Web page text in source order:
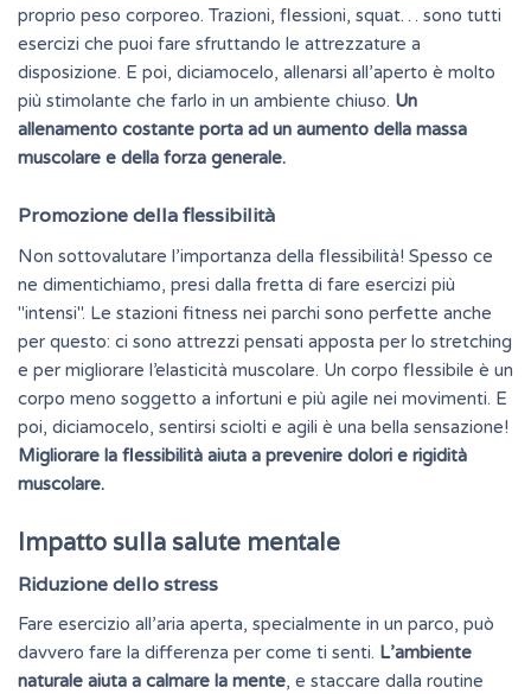
proprio peso corporeo. Trazioni, flessioni, squat… sono tutti
esercizi che puoi fare sfruttando le attrezzature a
disposizione. E poi, diciamocelo, allenarsi all’aperto è molto
più stimolante che farlo in un ambiente chiuso. Un
allenamento costante porta ad un aumento della massa
muscolare e della forza generale.
Promozione della flessibilità
Non sottovalutare l’importanza della flessibilità! Spesso ce
ne dimentichiamo, presi dalla fretta di fare esercizi più
"intensi". Le stazioni fitness nei parchi sono perfette anche
per questo: ci sono attrezzi pensati apposta per lo stretching
e per migliorare l’elasticità muscolare. Un corpo flessibile è un
corpo meno soggetto a infortuni e più agile nei movimenti. E
poi, diciamocelo, sentirsi sciolti e agili è una bella sensazione!
Migliorare la flessibilità aiuta a prevenire dolori e rigidità
muscolare.
Impatto sulla salute mentale
Riduzione dello stress
Fare esercizio all’aria aperta, specialmente in un parco, può
davvero fare la differenza per come ti senti. L’ambiente
naturale aiuta a calmare la mente, e staccare dalla routine